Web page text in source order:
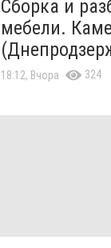
Сборка и
мебели.
18:12, Вчора 324